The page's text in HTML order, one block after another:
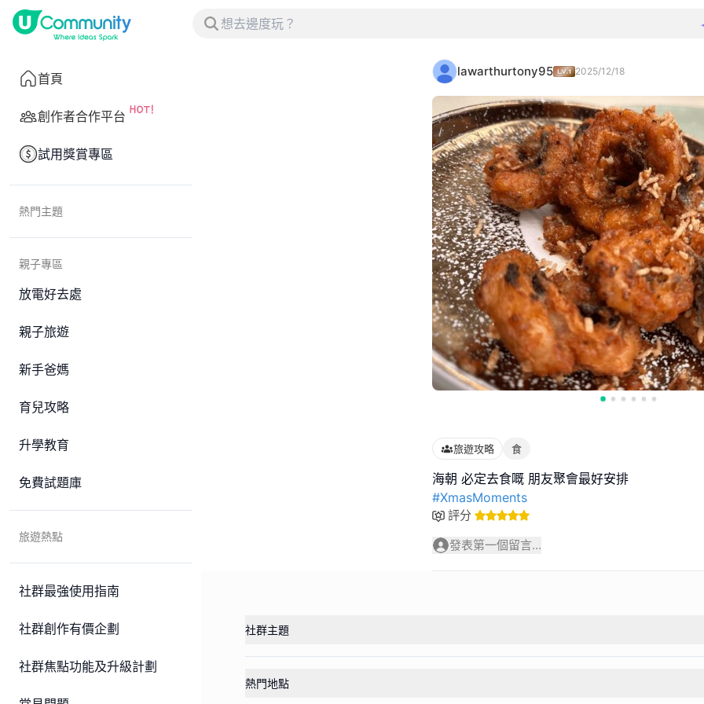
首頁
創作者合作平台
試用獎賞專區
熱門主題
親子專區
放電好去處
親子旅遊
新手爸媽
育兒攻略
升學教育
免費試題庫
旅遊熱點
社群最強使用指南
社群創作有價企劃
社群焦點功能及升級計劃
lawarthurtony95 2025/12/18
旅遊攻略 食
#XmasMoments
評分
發表第一個留言...
社群主題
熱門地點